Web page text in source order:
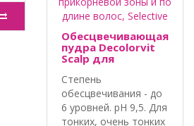
Обесцвечивающая
пудра Decolorvit
Scalp для
прикорневой зоны
и по длине волос,
Selective
Степень
обесцвечивания - до
6 уровней. pH 9,5. Для
тонких, очень тонких